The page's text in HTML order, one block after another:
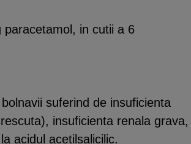
in cutii a 6
suferind de insuficienta
insuficienta renala grava,
acidul acetilsalicilic.